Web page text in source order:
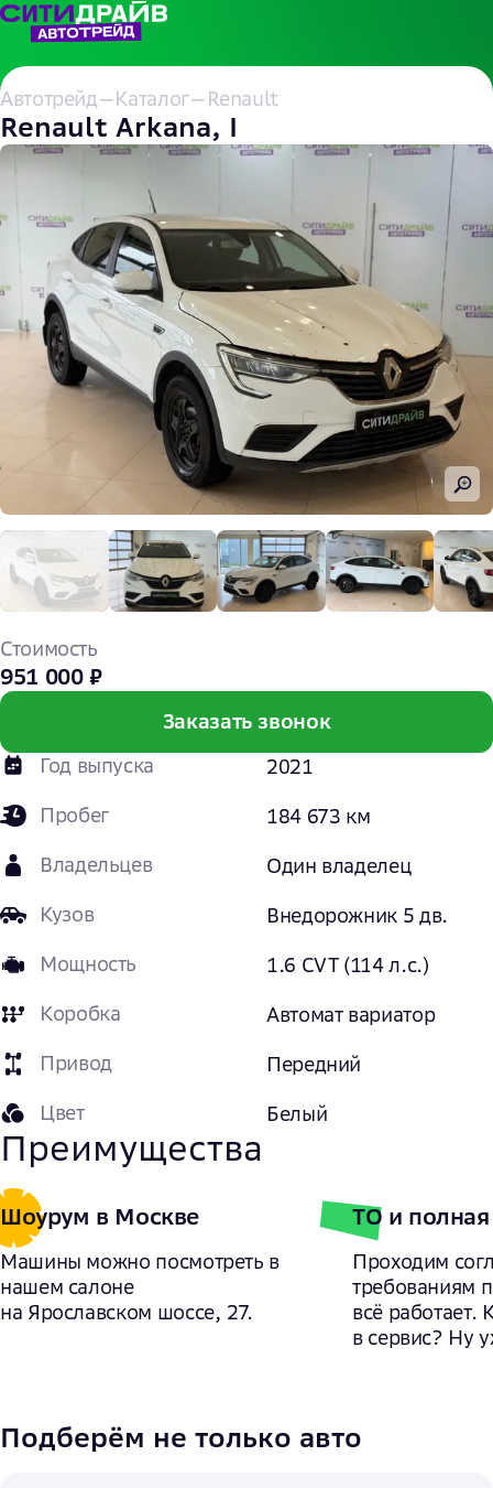
Автотрейд—Каталог—Renault
Renault Arkana, I
Год выпуска
2021
Пробег
184 673 км
Владельцев
Один владелец
Кузов
Внедорожник 5 дв.
Мощность
1.6 CVT (114 л.с.)
Коробка
Автомат вариатор
Привод
Передний
Цвет
Белый
Стоимость
951 000 ₽
Заказать звонок
Преимущества
Шоурум в Москве
Машины можно посмотреть в
нашем салоне
на Ярославском шоссе, 27.
ТО и полная
Проходим
требованиям
всё работает.
в сервис? Ну
Подберём не только авто